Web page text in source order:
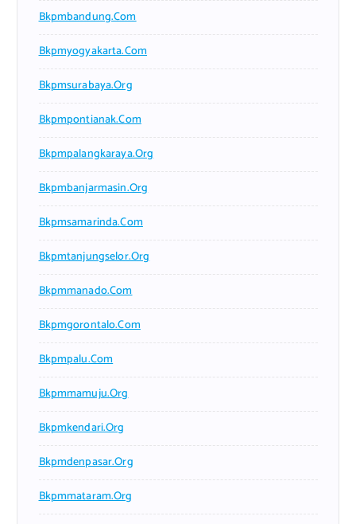
Bkpmbandung.com
Bkpmyogyakarta.com
Bkpmsurabaya.org
Bkpmpontianak.com
Bkpmpalangkaraya.org
Bkpmbanjarmasin.org
Bkpmsamarinda.com
Bkpmtanjungselor.org
Bkpmmanado.com
Bkpmgorontalo.com
Bkpmpalu.com
Bkpmmamuju.org
Bkpmkendari.org
Bkpmdenpasar.org
Bkpmmataram.org